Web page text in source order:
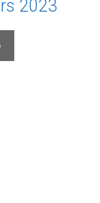
2023